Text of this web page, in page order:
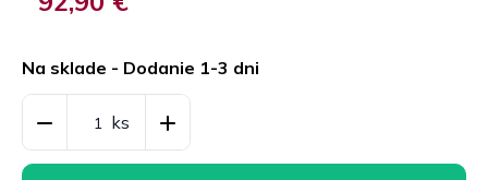
cena:
Na sklade - Dodanie 1-3 dni